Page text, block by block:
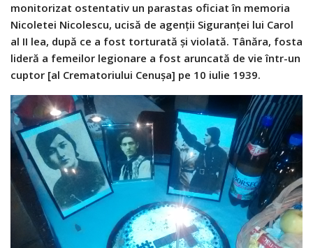
monitorizat ostentativ un parastas oficiat în memoria
Nicoletei Nicolescu, ucisă de agenţii Siguranţei lui Carol
al II lea, după ce a fost torturată şi violată. Tânăra, fosta
lideră a femeilor legionare a fost aruncată de vie într-un
cuptor [al Crematoriului Cenuşa] pe 10 iulie 1939.